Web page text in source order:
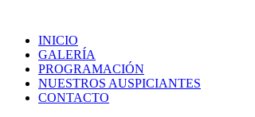
INICIO
GALERÍA
PROGRAMACIÓN
NUESTROS AUSPICIANTES
CONTACTO